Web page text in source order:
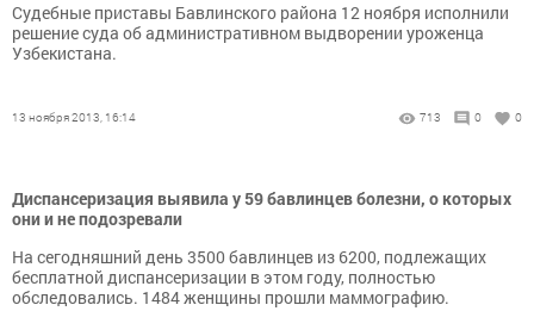
Судебные приставы Бавлинского района 12 ноября исполнили
решение суда об административном выдворении уроженца
Узбекистана.
13 ноября 2013, 16:14 713 0 0
Диспансеризация выявила у 59 бавлинцев болезни, о которых
они и не подозревали
На сегодняшний день 3500 бавлинцев из 6200, подлежащих
бесплатной диспансеризации в этом году, полностью
обследовались. 1484 женщины прошли маммографию.